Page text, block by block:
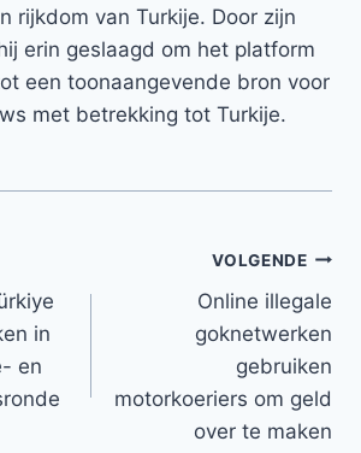
rijkdom van Turkije. Door zijn
erin geslaagd om het platform
een toonaangevende bron voor
met betrekking tot Turkije.
in
en
VOLGENDE
Online illegale
goknetwerken
gebruiken
motorkoeriers om geld
over te maken